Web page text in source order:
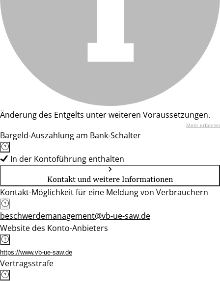
Änderung des Entgelts unter weiteren Voraussetzungen.
Mehr erfahren
Bargeld-Auszahlung am Bank-Schalter
In der Kontoführung enthalten
Kontakt und weitere Informationen
Kontakt-Möglichkeit für eine Meldung von Verbrauchern
beschwerdemanagement@vb-ue-saw.de
Website des Konto-Anbieters
https://www.vb-ue-saw.de
Vertragsstrafe